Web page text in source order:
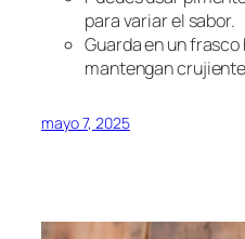
para variar el sabor.
Guarda en un
mantengan
mayo 7, 2025